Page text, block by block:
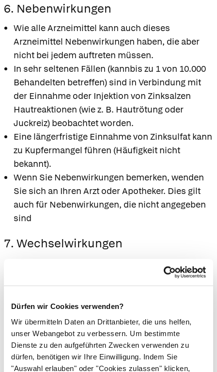
Dürfen wir Cookies verwenden?
Wir übermitteln Daten an Drittanbieter, die uns helfen,
unser Webangebot zu verbessern. Um bestimmte
Dienste zu den aufgeführten Zwecken verwenden zu
dürfen, benötigen wir Ihre Einwilligung. Indem Sie
"Auswahl erlauben" oder "Cookies zulassen" klicken,
6. Nebenwirkungen
Wie alle Arzneimittel kann auch dieses
Arzneimittel Nebenwirkungen haben, die aber
nicht bei jedem auftreten müssen.
In sehr seltenen Fällen (kannbis zu 1 von 10.000
Behandelten betreffen) sind in Verbindung mit
der Einnahme oder Injektion von Zinksalzen
Hautreaktionen (wie z. B. Hautrötung oder
Juckreiz) beobachtet worden.
Eine längerfristige Einnahme von Zinksulfat kann
zu Kupfermangel führen (Häufigkeit nicht
bekannt).
Wenn Sie Nebenwirkungen bemerken, wenden
Sie sich an Ihren Arzt oder Apotheker. Dies gilt
auch für Nebenwirkungen, die nicht angegeben
sind
7. Wechselwirkungen
Informieren Sie Ihren Arzt oder Apotheker,
wenn Sie andere Arzneimittel
einnehmen/anwenden, kürzlich andere
Arzneimittel eingenommen/angewendet
haben oder beabsichtigen, andere
Arzneimittel einzunehmen/anzuwenden.